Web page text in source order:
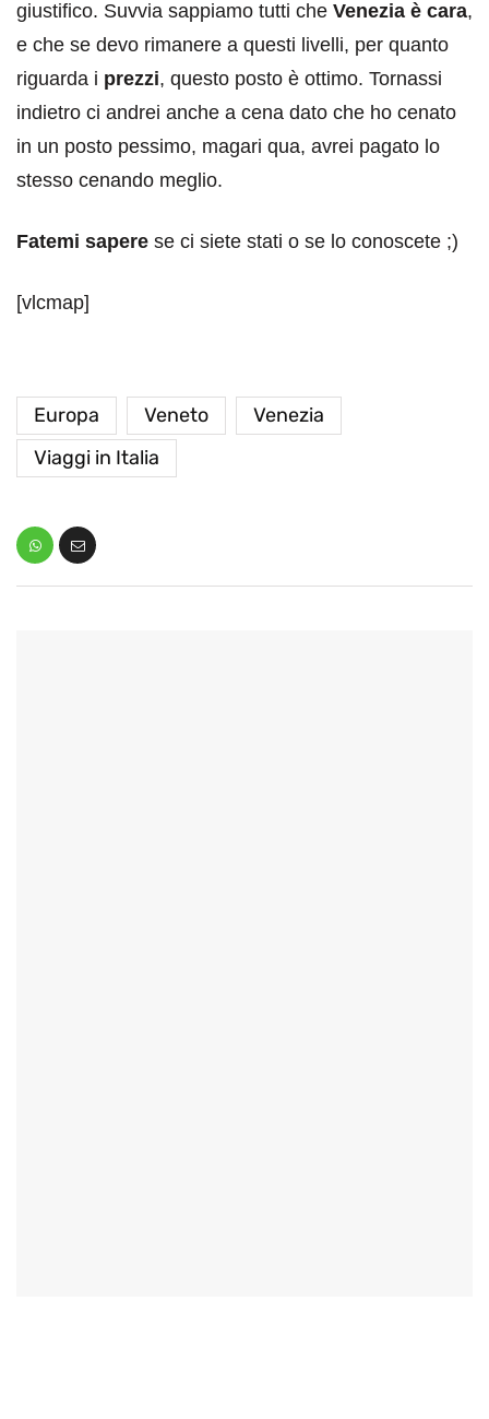
giustifico. Suvvia sappiamo tutti che Venezia è cara,
e che se devo rimanere a questi livelli, per quanto
riguarda i prezzi, questo posto è ottimo. Tornassi
indietro ci andrei anche a cena dato che ho cenato
in un posto pessimo, magari qua, avrei pagato lo
stesso cenando meglio.
Fatemi sapere se ci siete stati o se lo conoscete ;)
[vlcmap]
Europa Veneto
Venezia
Viaggi in Italia